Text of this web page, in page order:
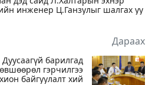
инженер Ц.Ганзулыг шалгах уу
Дараах
барилгад
гэрчилгээ
байгуулалт хий